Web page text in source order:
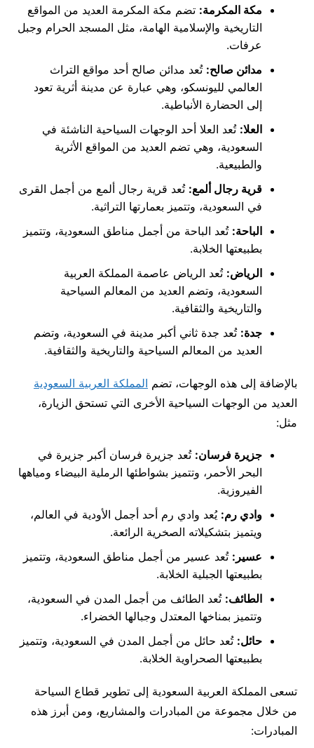
مكة المكرمة: تضم مكة المكرمة العديد من المواقع
التاريخية والإسلامية الهامة، مثل المسجد الحرام وجبل
عرفات.
مدائن صالح: تُعد مدائن صالح أحد مواقع التراث
العالمي لليونسكو، وهي عبارة عن مدينة أثرية تعود
إلى الحضارة الأنباطية.
العلا: تُعد العلا أحد الوجهات السياحية الناشئة في
السعودية، وهي تضم العديد من المواقع الأثرية
والطبيعية.
قرية رجال ألمع: تُعد قرية رجال ألمع من أجمل القرى
في السعودية، وتتميز بعمارتها التراثية.
الباحة: تُعد الباحة من أجمل مناطق السعودية، وتتميز
بطبيعتها الخلابة.
الرياض: تُعد الرياض عاصمة المملكة العربية
السعودية، وتضم العديد من المعالم السياحية
والتاريخية والثقافية.
جدة: تُعد جدة ثاني أكبر مدينة في السعودية، وتضم
العديد من المعالم السياحية والتاريخية والثقافية.
بالإضافة إلى هذه الوجهات، تضم المملكة العربية السعودية
العديد من الوجهات السياحية الأخرى التي تستحق الزيارة،
مثل:
جزيرة فرسان: تُعد جزيرة فرسان أكبر جزيرة في
البحر الأحمر، وتتميز بشواطئها الرملية البيضاء ومياهها
الفيروزية.
وادي رم: يُعد وادي رم أحد أجمل الأودية في العالم،
ويتميز بتشكيلاته الصخرية الرائعة.
عسير: تُعد عسير من أجمل مناطق السعودية، وتتميز
بطبيعتها الجبلية الخلابة.
الطائف: تُعد الطائف من أجمل المدن في السعودية،
وتتميز بمناخها المعتدل وجبالها الخضراء.
حائل: تُعد حائل من أجمل المدن في السعودية، وتتميز
بطبيعتها الصحراوية الخلابة.
تسعى المملكة العربية السعودية إلى تطوير قطاع السياحة
من خلال مجموعة من المبادرات والمشاريع، ومن أبرز هذه
المبادرات: